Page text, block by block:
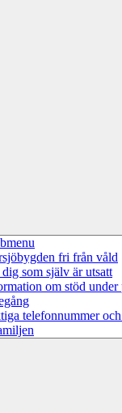
fri från våld
som själv är utsatt
om stöd under
telefonnummer